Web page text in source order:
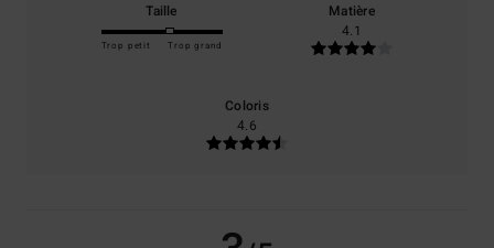
Taille
Trop petit Trop grand
Matière
4.1
Coloris
4.6